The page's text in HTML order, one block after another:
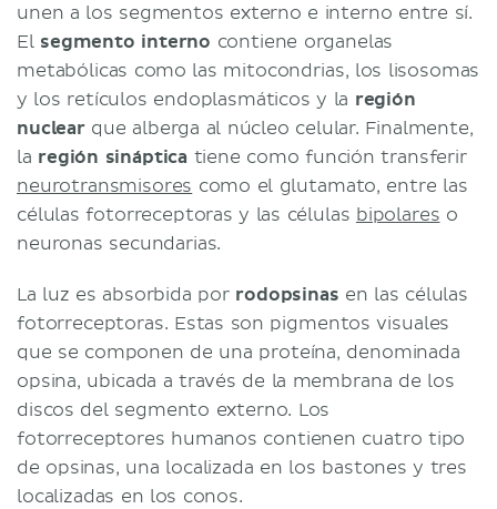
unen a los segmentos externo e interno entre sí.
El segmento interno contiene organelas
metabólicas como las mitocondrias, los lisosomas
y los retículos endoplasmáticos y la región
nuclearque alberga al núcleo celular. Finalmente,
la región sináptica tiene como función transferir
neurotransmisores como el glutamato, entre las
células fotorreceptoras y las células bipolares o
neuronas secundarias.
La luz es absorbida por rodopsinas en las células
fotorreceptoras. Estas son pigmentos visuales
que se componen de una proteína, denominada
opsina, ubicada a través de la membrana de los
discos del segmento externo. Los
fotorreceptores humanos contienen cuatro tipo
de opsinas, una localizada en los bastones y tres
localizadas en los conos.